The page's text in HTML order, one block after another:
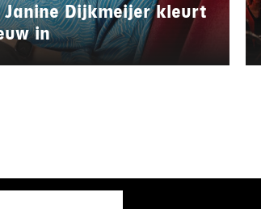
Janine Dijkmeijer kleurt
in